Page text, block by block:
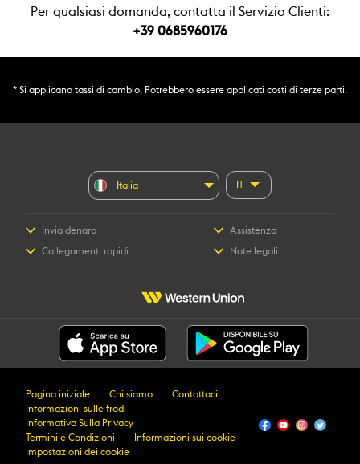
Per qualsiasi domanda, contatta il Servizio Clienti:
+39 0685960176
* Si applicano tassi di cambio. Potrebbero essere applicati costi di terze parti.
Italia
Invia denaro Assistenza
Collegamenti rapidi Note legali
Pagina iniziale Chi siamo
Contattaci
Informazioni sulle frodi
Informativa Sulla Privacy
Termini e Condizioni
Informazioni sui cookie
Impostazioni dei cookie